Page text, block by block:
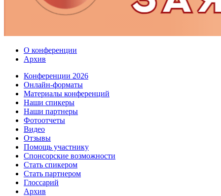
О конференции
Архив
Конференции 2026
Онлайн-форматы
Материалы конференций
Наши спикеры
Наши партнеры
Фотоотчеты
Видео
Отзывы
Помощь участнику
Спонсорские возможности
Стать спикером
Стать партнером
Глоссарий
Архив